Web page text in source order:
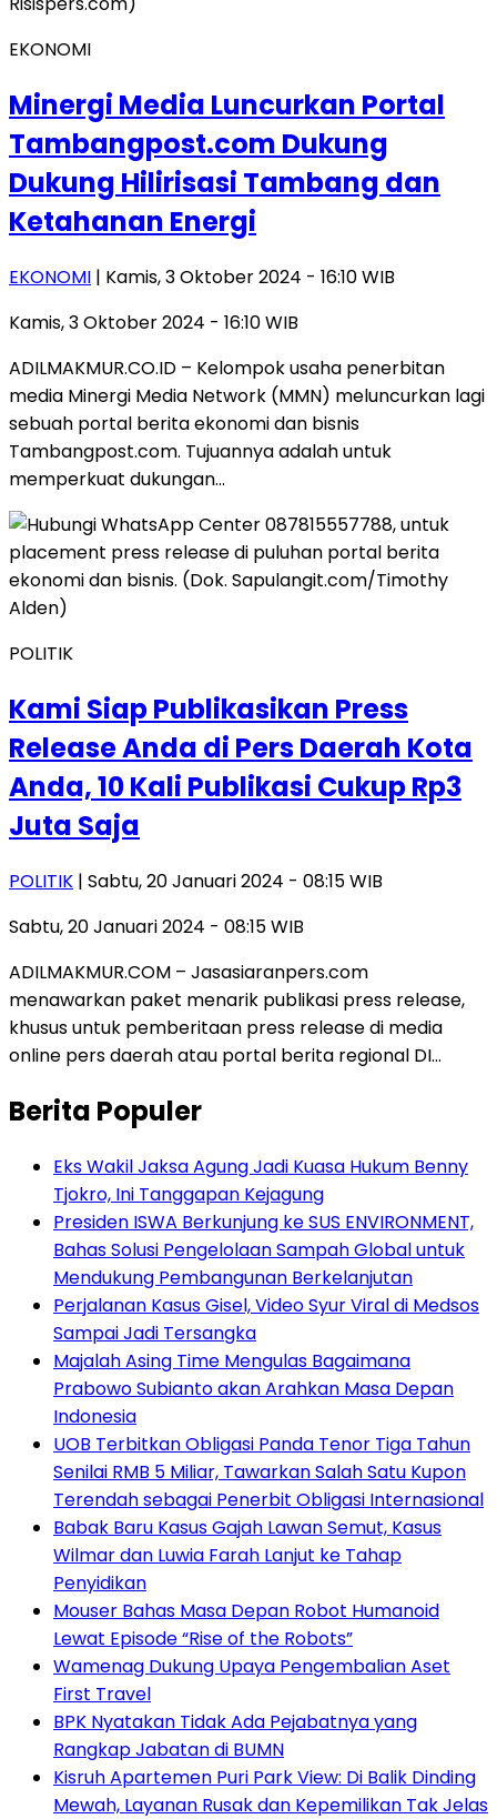
EKONOMI
Minergi Media Luncurkan Portal
Tambangpost.com Dukung
Dukung Hilirisasi Tambang dan
Ketahanan Energi
EKONOMI | Kamis, 3 Oktober 2024 - 16:10 WIB
Kamis, 3 Oktober 2024 - 16:10 WIB
ADILMAKMUR.CO.ID – Kelompok usaha penerbitan
media Minergi Media Network (MMN) meluncurkan lagi
sebuah portal berita ekonomi dan bisnis
Tambangpost.com. Tujuannya adalah untuk
memperkuat dukungan…
POLITIK
Kami Siap Publikasikan Press
Release Anda di Pers Daerah Kota
Anda, 10 Kali Publikasi Cukup Rp3
Juta Saja
POLITIK | Sabtu, 20 Januari 2024 - 08:15 WIB
Sabtu, 20 Januari 2024 - 08:15 WIB
ADILMAKMUR.COM – Jasasiaranpers.com
menawarkan paket menarik publikasi press release,
khusus untuk pemberitaan press release di media
online pers daerah atau portal berita regional DI…
Berita Populer
Eks Wakil Jaksa Agung Jadi Kuasa Hukum Benny
Tjokro, Ini Tanggapan Kejagung
Presiden ISWA Berkunjung ke SUS ENVIRONMENT,
Bahas Solusi Pengelolaan Sampah Global untuk
Mendukung Pembangunan Berkelanjutan
Perjalanan Kasus Gisel, Video Syur Viral di Medsos
Sampai Jadi Tersangka
Majalah Asing Time Mengulas Bagaimana
Prabowo Subianto akan Arahkan Masa Depan
Indonesia
UOB Terbitkan Obligasi Panda Tenor Tiga Tahun
Senilai RMB 5 Miliar, Tawarkan Salah Satu Kupon
Terendah sebagai Penerbit Obligasi Internasional
Babak Baru Kasus Gajah Lawan Semut, Kasus
Wilmar dan Luwia Farah Lanjut ke Tahap
Penyidikan
Mouser Bahas Masa Depan Robot Humanoid
Lewat Episode “Rise of the Robots”
Wamenag Dukung Upaya Pengembalian Aset
First Travel
BPK Nyatakan Tidak Ada Pejabatnya yang
Rangkap Jabatan di BUMN
Kisruh Apartemen Puri Park View: Di Balik Dinding
Mewah, Layanan Rusak dan Kepemilikan Tak Jelas